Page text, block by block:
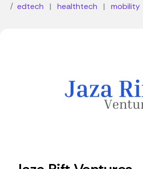
edtech
| healthtech | mobility